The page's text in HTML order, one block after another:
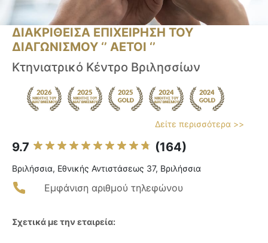
ΔΙΑΚΡΙΘΕΙΣΑ ΕΠΙΧΕΙΡΗΣΗ ΤΟΥ
ΔΙΑΓΩΝΙΣΜΟΥ ‘’ ΑΕΤΟΙ ‘’
Κτηνιατρικό Κέντρο Βριλησσίων
Δείτε περισσότερα >>
9.7 (164)
Βριλήσσια, Εθνικής Αντιστάσεως 37, Βριλήσσια
Εμφάνιση αριθμού τηλεφώνου
Σχετικά με την εταιρεία: